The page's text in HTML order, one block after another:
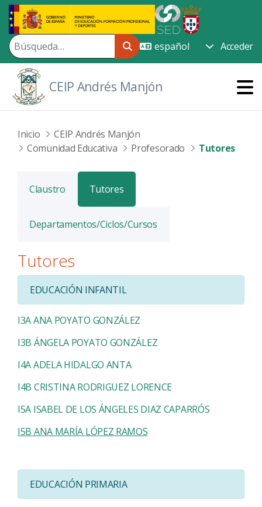
Saltar al contenido principal
Acceder
CEIP Andrés Manjón
Inicio
CEIP Andrés Manjón
Comunidad Educativa
Profesorado Tutores
Claustro Tutores
Departamentos/Ciclos/Cursos
Tutores
EDUCACIÓN INFANTIL
I3AANA POYATO GONZÁLEZ
I3B ÁNGELA POYATO GONZÁLEZ
I4AADELA HIDALGO ANTA
I4B CRISTINA RODRIGUEZ LORENCE
I5A ISABEL DE LOS ÁNGELES DIAZ CAPARRÓS
I5B ANA MARÍA LÓPEZ RAMOS
EDUCACIÓN PRIMARIA